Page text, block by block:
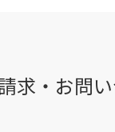
求・お問